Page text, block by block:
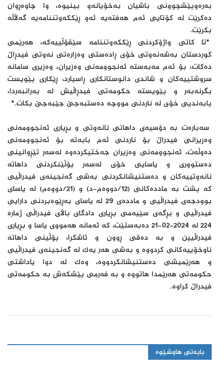
بەرەوپێشچوونی باشیان بەخۆیانەو بینیوە، وا چاوەڕوان
دەکرێت لە کۆتایی ئەم هەفتەیە ئەو ڕێککەوتننامەیە گەڵاڵە
بکرێت.
"تا کاتی واژۆکردنی ڕێککەوتننامە سێقۆڵییەکە، هەرێمی
کوردستان بەشەنەوتی خۆی ڕادەستی وەزارەتی نەوتی فیدڕاڵ
دەکات، بۆ ئەم مەبەستە ئەنجوومەنی وەزیران، وەزیری سامانە
سروشتیيەکان و شاندی دانوستانکاری ڕاسپارد، ڕێکاری پێویست
بگرنەبەر و پێویستە حکومەتی فیدڕاڵیش لە بەرانبەردا،
پابەندیی خۆی لە ناردنی مووچە دەستبەجێ جێبەجێ بکات."
سەبارەت بە دۆسیەی داهاتی نانەوتی و بڕیاری ئەنجوومەنی
وەزیرانی فیدراڵ بۆ ناردنی ئەم بابەتە بۆ ئەنجوومەنی
دەوڵەت، ئەنجوومەنی وەزیران جەختیکردەوە لەسەر تێڕوانینی
دەستووری و یاسایی خۆی لەسەر پۆڵێنکردنی داهاتە
نانەوتییەکان و دەستنیشانکردنی بەشی گەنجینەی فیدراڵیی
کە پشت بە ماددەکانی (12/دووەم-د) و (21/دووەم) لە یاسای
بوودجەی فیدراڵیی و ماددەی 29 لە یاسای بەڕێوەبردنی دارایی
فیدراڵیی و بڕگەی سێیەمی بڕیاری دادگای باڵای فیدراڵی ژمارە
224 لە 2024-02-21 دەبەستێت، کە ئەمانە هەمووی یاسا و بڕیاری
فیدراڵیین و بە دەقی ڕوون و ئاشکرا، پۆڵینی داهاتە
ناوخۆییەکانی کردووە و بەشی هەر یەک لە گەنجینەی فیدراڵیی
و هەرێمیشی دەستنیشانکردووە، وەک لە دوا یاداشتی
حکومەتی هەرێمدا هاتووە و بە فەرمی پێشکەش بە حکومەتی
فیدراڵ کراوە.
بابەتی هاوشێوە